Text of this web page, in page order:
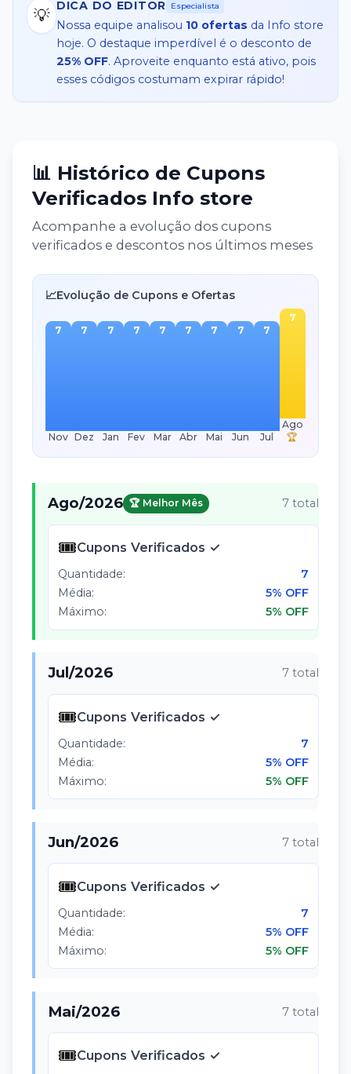
💡
DICA DO EDITOR Especialista
Nossa equipe analisou 10ofertas da Info store
hoje. O destaque imperdível é o desconto de
25% OFF. Aproveite enquanto está ativo, pois
esses códigos costumam expirar rápido!
📊 Histórico de Cupons
Verificados Info store
Acompanhe a evolução dos cupons
verificados e descontos nos últimos meses
📈Evolução de Cupons e Ofertas
7
Nov
7
Dez
7
Jan
7
Fev
7
Mar
7
Abr
7
Mai
7
Jun
7
Jul
7
Ago
🏆
Ago/2026 🏆 Melhor Mês 7 total
🎟️Cupons Verificados ✓
Quantidade:
7
Média:
5% OFF
Máximo:
5% OFF
Jul/2026 7 total
🎟️Cupons Verificados ✓
Quantidade:
7
Média:
5% OFF
Máximo:
5% OFF
Jun/2026 7 total
🎟️Cupons Verificados ✓
Quantidade:
7
Média:
5% OFF
Máximo:
5% OFF
Mai/2026 7 total
🎟️Cupons Verificados ✓